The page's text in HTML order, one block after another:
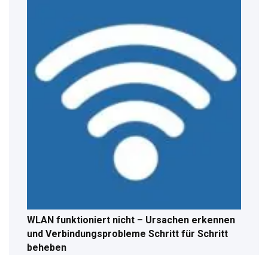
WLAN funktioniert nicht – Ursachen erkennen
und Verbindungsprobleme Schritt für Schritt
beheben